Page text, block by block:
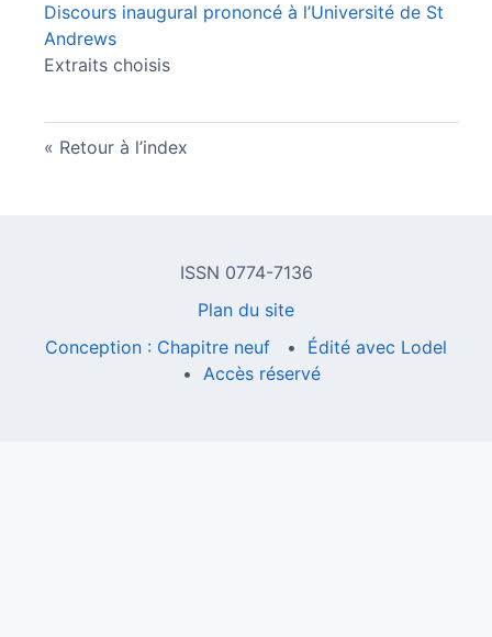
Discours inaugural prononcé à l’Université de St
Andrews
Extraits choisis
Retour à l’index
ISSN 0774-7136
Plan du site
Conception : Chapitre neuf
Édité avec Lodel
Accès réservé